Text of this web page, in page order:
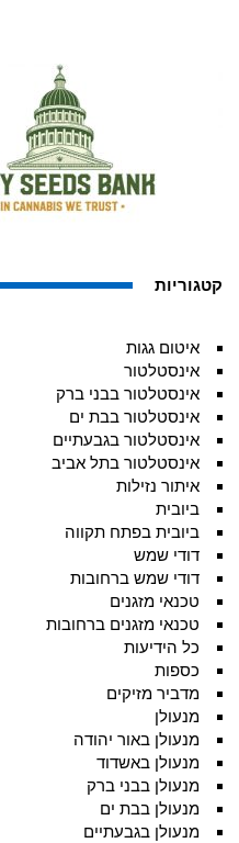
קטגוריות
איטום גגות
אינסטלטור
אינסטלטור בבני ברק
אינסטלטור בבת ים
אינסטלטור בגבעתיים
אינסטלטור בתל אביב
איתור נזילות
ביובית
ביובית בפתח תקווה
דודי שמש
דודי שמש ברחובות
טכנאי מזגנים
טכנאי מזגנים ברחובות
כל הידיעות
כספות
מדביר מזיקים
מנעולן
מנעולן באור יהודה
מנעולן באשדוד
מנעולן בבני ברק
מנעולן בבת ים
מנעולן בגבעתיים